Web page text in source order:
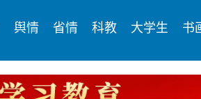
舆情 省情 科教 大学生 书